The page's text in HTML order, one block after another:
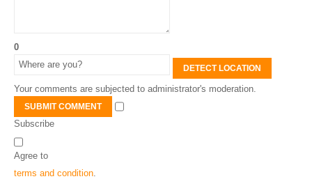
0
DETECT LOCATION
Your comments are subjected to administrator's moderation.
SUBMIT COMMENT
Subscribe
Agree to
terms and condition